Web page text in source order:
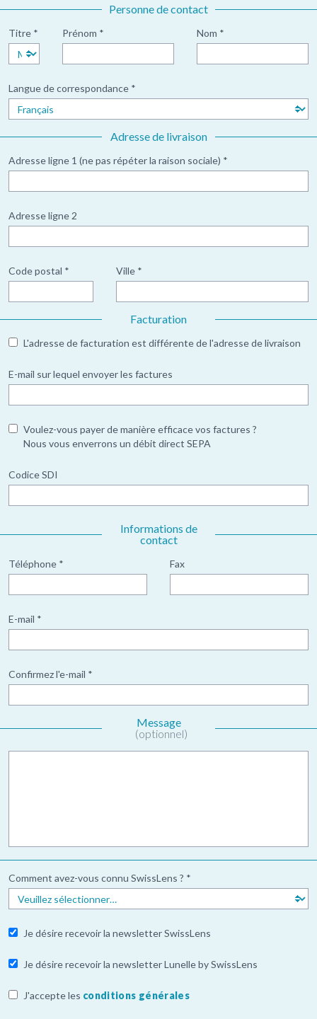
Personne de contact
Titre * Prénom * Nom *
Langue de correspondance *
Adresse de livraison
Adresse ligne 1 (ne pas répéter la raison sociale) *
Adresse ligne 2
Code postal * Ville *
Facturation
L'adresse de facturation est différente de l'adresse de livraison
E-mail sur lequel envoyer les factures
Voulez-vous payer de manière efficace vos factures ?
Nous vous enverrons un débit direct SEPA
Codice SDI
Informations de
contact
Téléphone * Fax
E-mail *
Confirmez l'e-mail *
Message
(optionnel)
Comment avez-vous connu SwissLens ? *
Je désire recevoir la newsletter SwissLens
Je désire recevoir la newsletter Lunelle by SwissLens
J'accepte les conditions générales